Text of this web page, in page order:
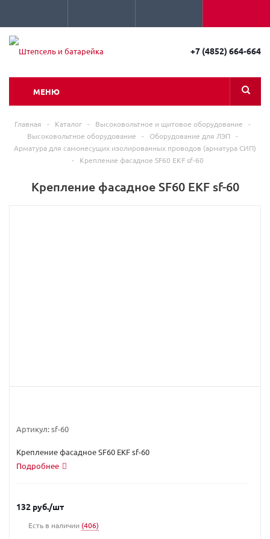
+7 (4852) 664-664
МЕНЮ
Главная - Каталог - Высоковольтное и щитовое оборудование
-
Высоковольтное оборудование
- Оборудование для ЛЭП -
Арматура для самонесущих изолированных проводов (арматура СИП)
-
Крепление фасадное SF60 EKF sf-60
Крепление фасадное SF60 EKF sf-60
Артикул:sf-60
Крепление фасадное SF60 EKF sf-60
Подробнее
132 руб./шт
Есть в наличии (406)